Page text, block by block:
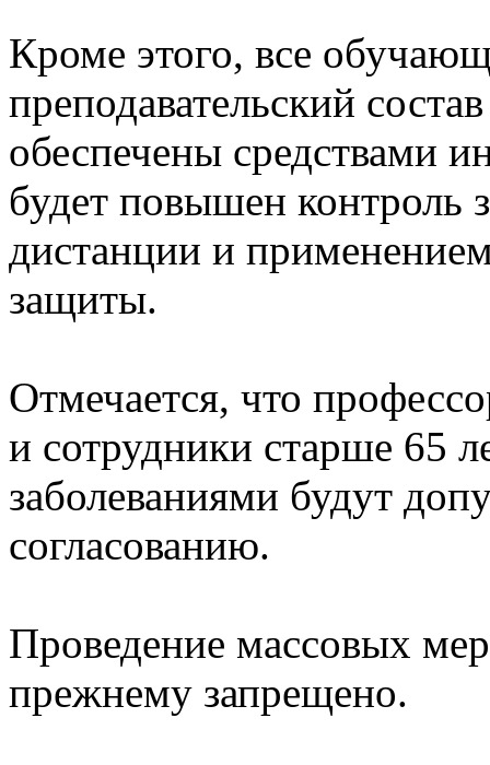
Кроме этого, все
преподавательский
обеспечены средствами
будет повышен контроль
дистанции и
защиты.
Отмечается, что
и сотрудники старше 65
заболеваниями будут
согласованию.
Проведение массовых
прежнему запрещено.